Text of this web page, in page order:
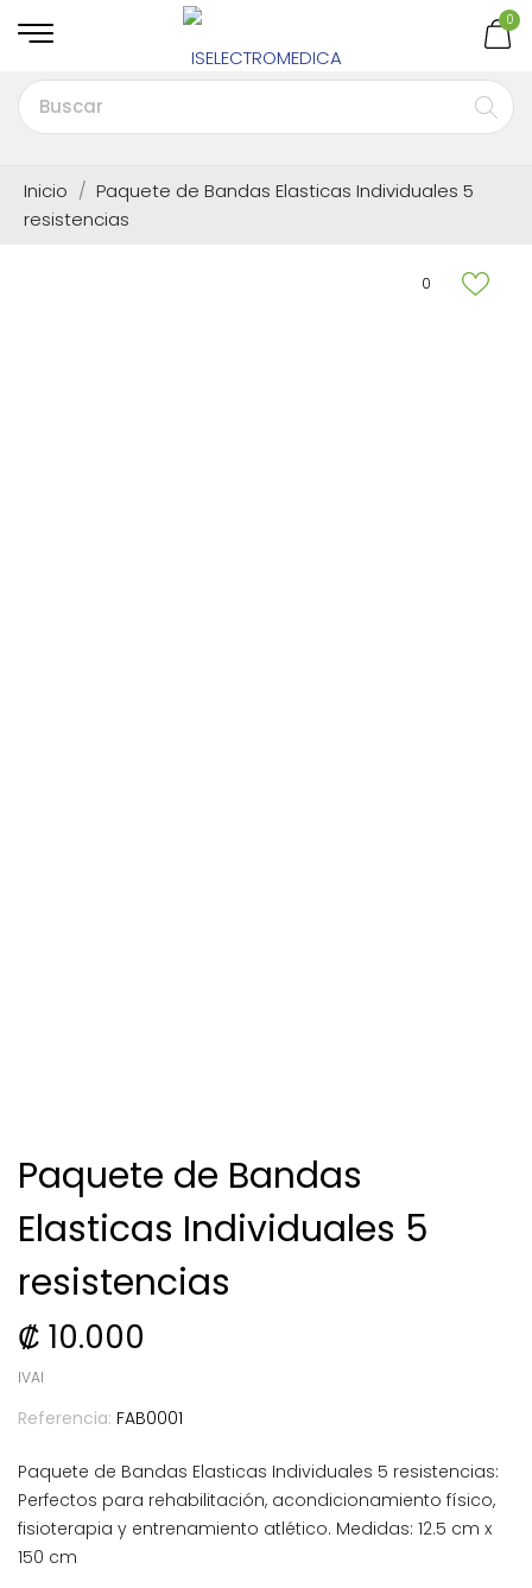
0
Inicio
Paquete de Bandas Elasticas Individuales 5
resistencias
0
Paquete de Bandas
Elasticas Individuales 5
resistencias
₡ 10.000
IVAI
Referencia: FAB0001
Paquete de Bandas Elasticas Individuales 5 resistencias:
Perfectos para rehabilitación, acondicionamiento físico,
fisioterapia y entrenamiento atlético. Medidas: 12.5 cm x
150 cm